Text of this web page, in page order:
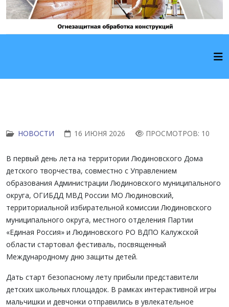
НОВОСТИ 16 ИЮНЯ 2026 ПРОСМОТРОВ: 10
В первый день лета на территории Людиновского Дома
детского творчества, совместно с Управлением
образования Администрации Людиновского муниципального
округа, ОГИБДД МВД России МО Людиновский,
территориальной избирательной комиссии Людиновского
муниципального округа, местного отделения Партии
«Единая Россия» и Людиновского РО ВДПО Калужской
области стартовал фестиваль, посвященный
Международному дню защиты детей.
Дать старт безопасному лету прибыли представители
детских школьных площадок. В рамках интерактивной игры
мальчишки и девчонки отправились в увлекательное